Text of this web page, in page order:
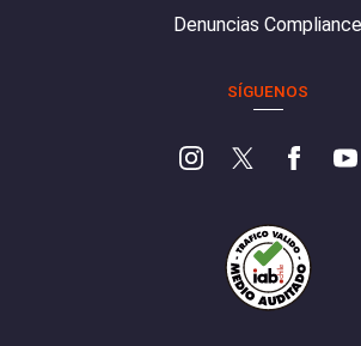
Denuncias Compliance
SÍGUENOS